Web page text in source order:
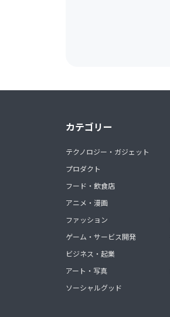
カテゴリー
テクノロジー・ガジェット
プロダクト
フード・飲食店
アニメ・漫画
ファッション
ゲーム・サービス開発
ビジネス・起業
アート・写真
ソーシャルグッド